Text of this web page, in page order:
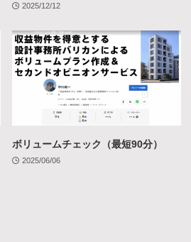
2025/12/12
ボリュームチェック（最短90分）
2025/06/06